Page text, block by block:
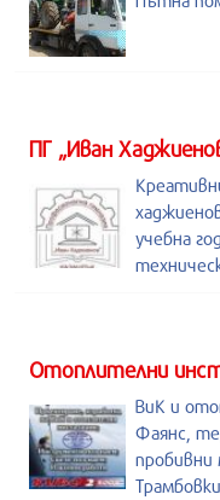
ПГ „Иван
учебна
Отоплителни
ВиК и
Фаянс,
Трамбовки